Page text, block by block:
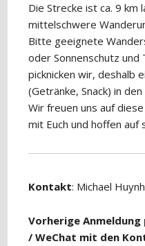
Die Strecke ist ca. 9 km
mittelschwere
Bitte geeignete
oder Sonnenschutz
picknicken wir, deshalb
(Getränke, Snack) in
Wir freuen uns auf
mit Euch und hoffen
Kontakt: Michael
Vorherige
/ WeChat mit den